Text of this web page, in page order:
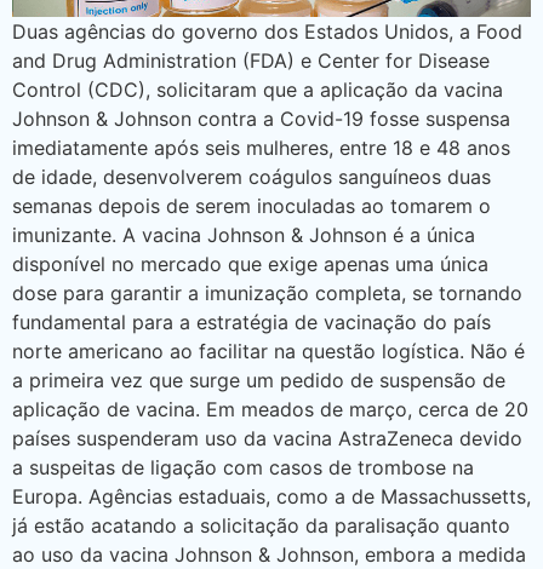
Duas agências do governo dos Estados Unidos, a Food
and Drug Administration (FDA) e Center for Disease
Control (CDC), solicitaram que a aplicação da vacina
Johnson & Johnson contra a Covid-19 fosse suspensa
imediatamente após seis mulheres, entre 18 e 48 anos
de idade, desenvolverem coágulos sanguíneos duas
semanas depois de serem inoculadas ao tomarem o
imunizante. A vacina Johnson & Johnson é a única
disponível no mercado que exige apenas uma única
dose para garantir a imunização completa, se tornando
fundamental para a estratégia de vacinação do país
norte americano ao facilitar na questão logística. Não é
a primeira vez que surge um pedido de suspensão de
aplicação de vacina. Em meados de março, cerca de 20
países suspenderam uso da vacina AstraZeneca devido
a suspeitas de ligação com casos de trombose na
Europa. Agências estaduais, como a de Massachussetts,
já estão acatando a solicitação da paralisação quanto
ao uso da vacina Johnson & Johnson, embora a medida